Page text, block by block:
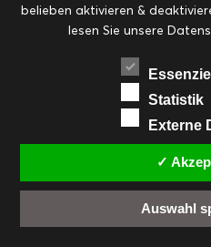
Eingemachtes Ohne
RezepteSaisonal
Suppen, Salate &
Vorspeisen,
Weihnachten Workshops &
FACEBOOK
belieben aktivieren &
lesen Sie unsere
Statistik
Externe
✓
Auswahl